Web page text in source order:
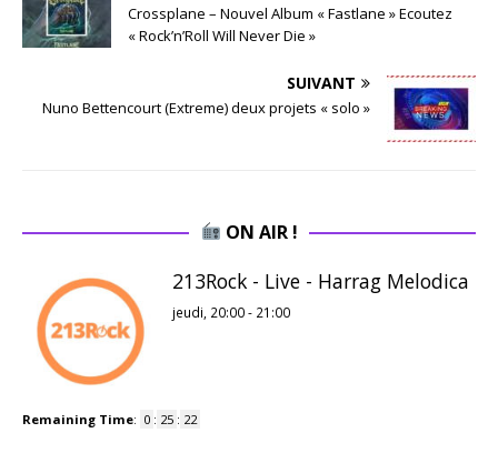
Crossplane – Nouvel Album « Fastlane » Ecoutez
« Rock’n’Roll Will Never Die »
SUIVANT
Nuno Bettencourt (Extreme) deux projets « solo »
ON AIR !
213Rock - Live - Harrag Melodica
jeudi, 20:00- 21:00
Remaining Time: 0 : 25 : 21